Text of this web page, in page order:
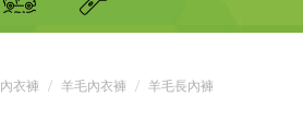
內衣褲 羊毛內衣褲 羊毛長內褲